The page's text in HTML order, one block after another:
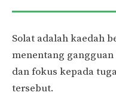
Solat adalah kaedah
menentang
dan fokus kepada
tersebut.